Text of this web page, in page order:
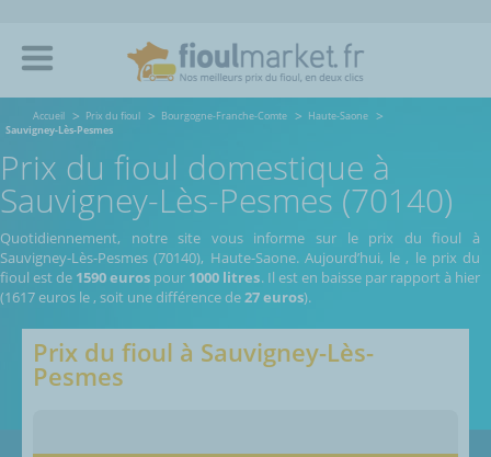
Accueil Prix du fioul Bourgogne-Franche-Comte
Haute-Saone
Sauvigney-Lès-Pesmes
Prix du fioul domestique à
Sauvigney-Lès-Pesmes (70140)
Quotidiennement, notre site vous informe sur le prix du fioul à
Sauvigney-Lès-Pesmes (70140), Haute-Saone. Aujourd’hui, le , le prix du
fioul est de 1590 euros pour 1000 litres. Il est en baisse par rapport à hier
(1617 euros le , soit une différence de27 euros).
Prix du fioul à Sauvigney-Lès-
Pesmes